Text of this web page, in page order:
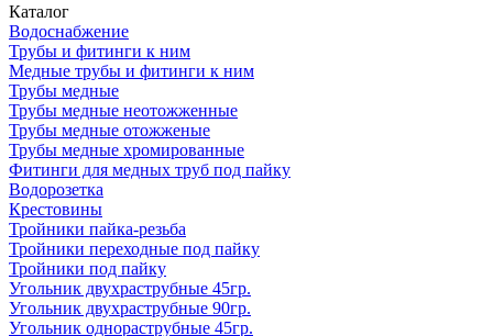
Каталог
Водоснабжение
Трубы и фитинги к ним
Медные трубы и фитинги к ним
Трубы медные
Трубы медные неотожженные
Трубы медные отожженые
Трубы медные хромированные
Фитинги для медных труб под пайку
Водорозетка
Крестовины
Тройники пайка-резьба
Тройники переходные под пайку
Тройники под пайку
Угольник двухраструбные 45гр.
Угольник двухраструбные 90гр.
Угольник однораструбные 45гр.